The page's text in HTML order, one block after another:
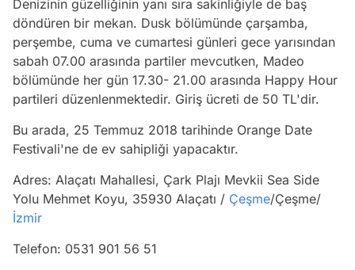
Denizinin güzelliğinin yanı sıra sakinliğiyle de baş
döndüren bir mekan. Dusk bölümünde çarşamba,
perşembe, cuma ve cumartesi günleri gece yarısından
sabah 07.00 arasında partiler mevcutken, Madeo
bölümünde her gün 17.30- 21.00 arasında Happy Hour
partileri düzenlenmektedir. Giriş ücreti de 50 TL'dir.
Bu arada, 25 Temmuz 2018 tarihinde Orange Date
Festivali'ne de ev sahipliği yapacaktır.
Adres: Alaçatı Mahallesi, Çark Plajı Mevkii Sea Side
Yolu Mehmet Koyu, 35930 Alaçatı / Çeşme/Çeşme/
İzmir
Telefon: 0531 901 56 51